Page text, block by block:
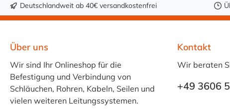
Deutschlandweit ab 40€ versandkostenfrei
Über uns
Wir sind Ihr Onlineshop für die
Befestigung und Verbindung von
Schläuchen, Rohren, Kabeln, Seilen und
vielen weiteren Leitungssystemen.
Kontakt
Wir beraten
+49 3606